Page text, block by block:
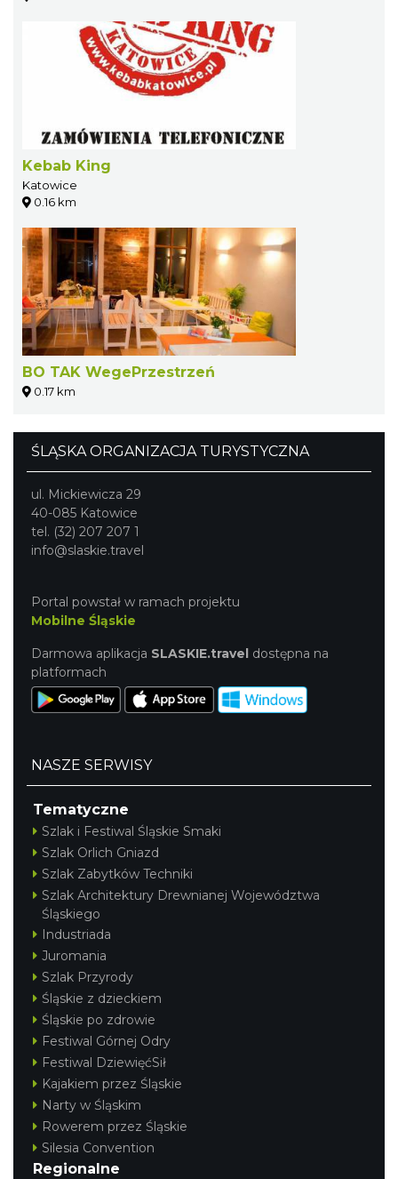
Kebab King
Katowice
0.16 km
BO TAK WegePrzestrzeń
0.17 km
ŚLĄSKA ORGANIZACJA TURYSTYCZNA
ul. Mickiewicza 29
40-085 Katowice
tel. (32) 207 207 1
info@slaskie.travel
Portal powstał w ramach projektu
Mobilne Śląskie
Darmowa aplikacja SLASKIE.travel dostępna na
platformach
NASZE SERWISY
Tematyczne
Szlak i Festiwal Śląskie Smaki
Szlak Orlich Gniazd
Szlak Zabytków Techniki
Szlak Architektury Drewnianej Województwa
Śląskiego
Industriada
Juromania
Szlak Przyrody
Śląskie z dzieckiem
Śląskie po zdrowie
Festiwal Górnej Odry
Festiwal DziewięćSił
Kajakiem przez Śląskie
Narty w Śląskim
Rowerem przez Śląskie
Silesia Convention
Regionalne